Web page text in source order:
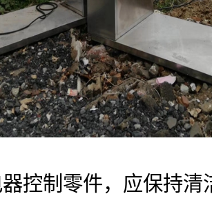
控制零件，应保持